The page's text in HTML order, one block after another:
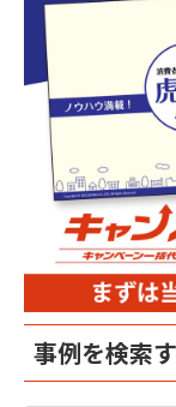
事例を検索